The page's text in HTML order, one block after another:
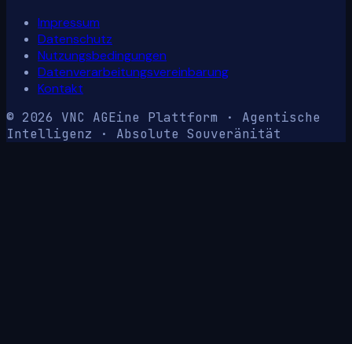
Impressum
Datenschutz
Nutzungsbedingungen
Datenverarbeitungsvereinbarung
Kontakt
© 2026 VNC AGEine Plattform · Agentische
Intelligenz · Absolute Souveränität